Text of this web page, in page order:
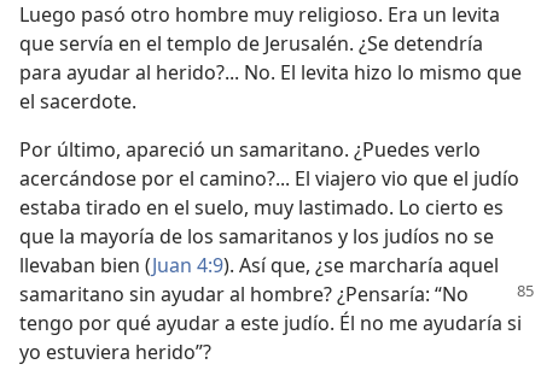
Luego pasó otro hombre muy religioso. Era un levita
que servía en el templo de Jerusalén. ¿Se detendría
para ayudar al herido?... No. El levita hizo lo mismo que
el sacerdote.
Por último, apareció un samaritano. ¿Puedes verlo
acercándose por el camino?... El viajero vio que el judío
estaba tirado en el suelo, muy lastimado. Lo cierto es
que la mayoría de los samaritanos y los judíos no se
llevaban bien (Juan 4:9). Así que, ¿se marcharía aquel
samaritano sin ayudar al hombre? ¿Pensaría: “No
tengo por qué ayudar a este judío. Él no me ayudaría si
yo estuviera herido”?